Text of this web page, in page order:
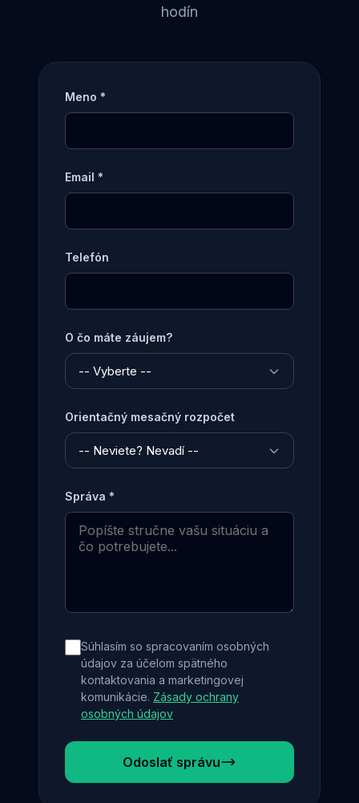
hodín
Meno *
Email *
Telefón
O čo máte záujem?
Orientačný mesačný rozpočet
Správa *
Súhlasím so spracovaním osobných
údajov za účelom spätného
kontaktovania a marketingovej
komunikácie. Zásady ochrany
osobných údajov
Odoslať správu